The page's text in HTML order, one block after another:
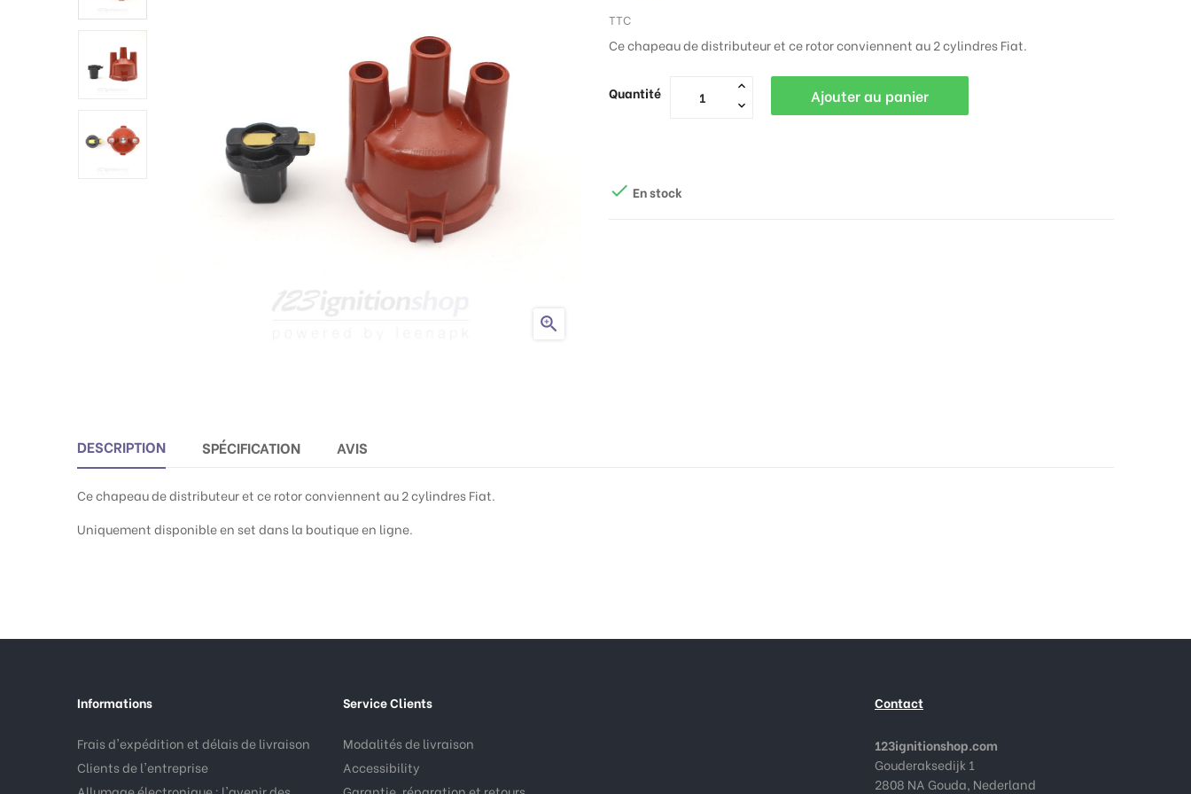

TTC
Ce chapeau de distributeur et ce rotor conviennent au 2 cylindres Fiat.
Quantité Ajouter au panier
 En stock
DESCRIPTION SPÉCIFICATION AVIS
Ce chapeau de distributeur et ce rotor conviennent au 2 cylindres Fiat.
Uniquement disponible en set dans la boutique en ligne.
Informations
Frais d'expédition et délais de livraison
Clients de l'entreprise
Service Clients
Modalités de livraison
Accessibility
Contact
123ignitionshop.com
Gouderaksedijk 1
2808 NA Gouda, Nederland